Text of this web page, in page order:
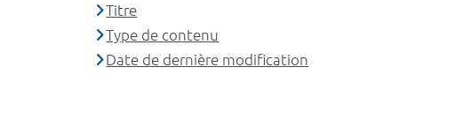
Titre
Type de contenu
Date de dernière modification